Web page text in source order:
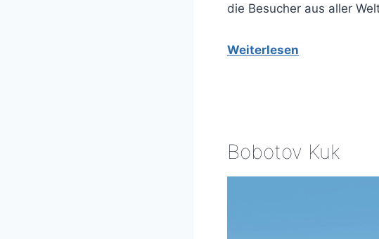
die Besucher aus aller
Weiterlesen
Bobotov Kuk